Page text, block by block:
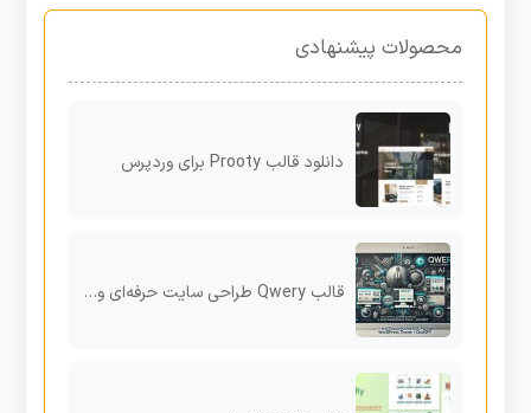
محصولات پیشنهادی
دانلود قالب Prooty برای وردپرس
قالب Qwery طراحی سایت حرفه‌ای وردپرس با امکانات ووکامرس و ChatGPT